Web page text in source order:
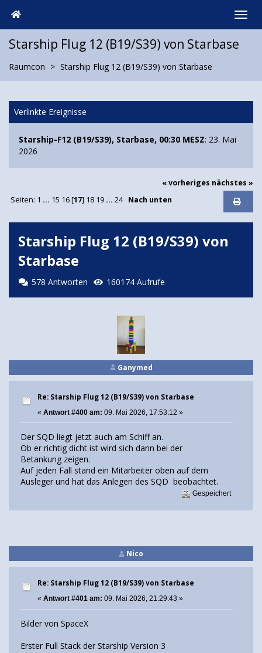
Starship Flug 12 (B19/S39) von Starbase
Raumcon Starship Flug 12 (B19/S39) von Starbase
Verlinkte Ereignisse
Starship-F12 (B19/S39), Starbase, 00:30 MESZ: 23. Mai
2026
« vorheriges nächstes »
Seiten: 1 ... 15 16[17] 18 19 ... 24 Nach unten
Starship Flug 12 (B19/S39) von
Starbase
578 Antworten 160174 Aufrufe
Ganymed
Re: Starship Flug 12 (B19/S39) von Starbase
« Antwort #400 am: 09. Mai 2026, 17:53:12 »
Der SQD liegt jetzt auch am Schiff an.
Ob er richtig dicht ist wird sich dann bei der
Betankung zeigen.
Auf jeden Fall stand ein Mitarbeiter oben auf dem
Ausleger und hat das Anlegen des SQD beobachtet.
Gespeichert
Nico
Re: Starship Flug 12 (B19/S39) von Starbase
« Antwort #401 am: 09. Mai 2026, 21:29:43 »
Bilder von SpaceX
Erster Full Stack der Starship Version 3